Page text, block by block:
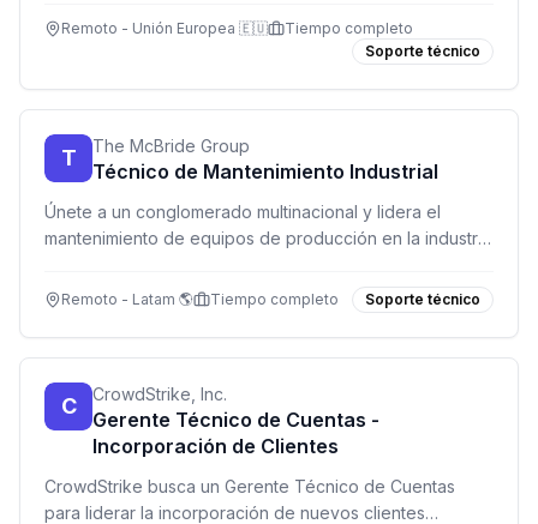
escala desde remoto/híbrido en Europa.
Remoto - Unión Europea 🇪🇺
Tiempo completo
Soporte técnico
T The McBride Group
Técnico de Mantenimiento Industrial
Únete a un conglomerado multinacional y lidera el
mantenimiento de equipos de producción en la industria
Remoto - Latam 🌎 Tiempo completo Soporte técnico
C CrowdStrike, Inc.
Gerente Técnico de Cuentas -
Incorporación de Clientes
CrowdStrike busca un Gerente Técnico de Cuentas
para liderar la incorporación de nuevos clientes